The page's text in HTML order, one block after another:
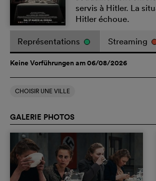
servis à Hitler. La
Hitler échoue.
Représentations Streaming
Keine Vorführungen am 06/08/2026
CHOISIR UNE VILLE
GALERIE PHOTOS